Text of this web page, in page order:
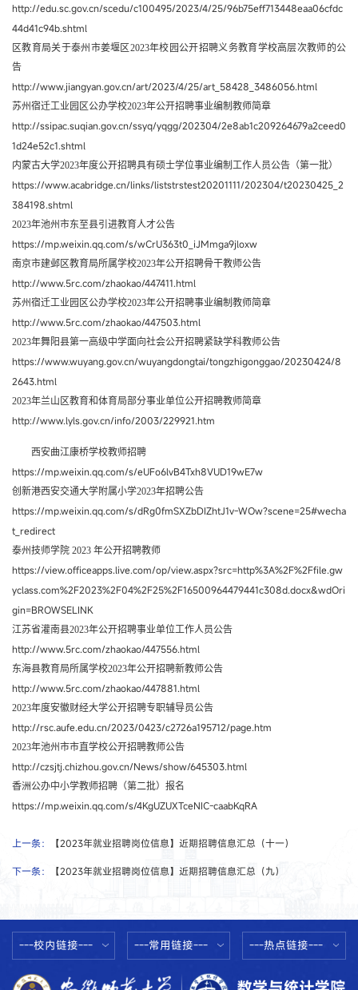
http://edu.sc.gov.cn/scedu/c100495/2023/4/25/96b75eff713448eaa06cfdc
44d41c94b.shtml
区教育局关于泰州市姜堰区2023年校园公开招聘义务教育学校高层次教师的公
告
http://www.jiangyan.gov.cn/art/2023/4/25/art_58428_3486056.html
苏州宿迁工业园区公办学校2023年公开招聘事业编制教师简章
http://ssipac.suqian.gov.cn/ssyq/yqgg/202304/2e8ab1c209264679a2ceed0
1d24e52c1.shtml
内蒙古大学2023年度公开招聘具有硕士学位事业编制工作人员公告（第一批）
https://www.acabridge.cn/links/liststrstest20201111/202304/t20230425_2
384198.shtml
2023年池州市东至县引进教育人才公告
https://mp.weixin.qq.com/s/wCrU363t0_iJMmga9jloxw
南京市建邺区教育局所属学校2023年公开招聘骨干教师公告
http://www.5rc.com/zhaokao/447411.html
苏州宿迁工业园区公办学校2023年公开招聘事业编制教师简章
http://www.5rc.com/zhaokao/447503.html
2023年舞阳县第一高级中学面向社会公开招聘紧缺学科教师公告
https://www.wuyang.gov.cn/wuyangdongtai/tongzhigonggao/20230424/8
2643.html
2023年兰山区教育和体育局部分事业单位公开招聘教师简章
http://www.lyls.gov.cn/info/2003/229921.htm
西安曲江康桥学校教师招聘
https://mp.weixin.qq.com/s/eUFo6lvB4Txh8VUD19wE7w
创新港西安交通大学附属小学2023年招聘公告
https://mp.weixin.qq.com/s/dRg0fmSXZbDIZhtJ1v-WOw?scene=25#wecha
t_redirect
泰州技师学院 2023 年公开招聘教师
https://view.officeapps.live.com/op/view.aspx?src=http%3A%2F%2Ffile.gw
yclass.com%2F2023%2F04%2F25%2F16500964479441c308d.docx&wdOri
gin=BROWSELINK
江苏省灌南县2023年公开招聘事业单位工作人员公告
http://www.5rc.com/zhaokao/447556.html
东海县教育局所属学校2023年公开招聘新教师公告
http://www.5rc.com/zhaokao/447881.html
2023年度安徽财经大学公开招聘专职辅导员公告
http://rsc.aufe.edu.cn/2023/0423/c2726a195712/page.htm
2023年池州市市直学校公开招聘教师公告
http://czsjtj.chizhou.gov.cn/News/show/645303.html
香洲公办中小学教师招聘（第二批）报名
https://mp.weixin.qq.com/s/4KgUZUXTceNIC-caabKqRA
上一条： 【2023年就业招聘岗位信息】近期招聘信息汇总（十一）
下一条： 【2023年就业招聘岗位信息】近期招聘信息汇总（九）
---校内链接--- ---常用链接--- ---热点链接---